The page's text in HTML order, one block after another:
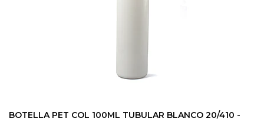
BOTELLA PET COL 100ML TUBULAR BLANCO 20/410 -